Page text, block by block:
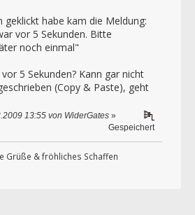
geklickt habe kam die Meldung:
vor 5 Sekunden. Bitte
noch einmal"
5 Sekunden? Kann gar nicht
(Copy & Paste), geht
13:55 von WiderGates »
Gespeichert
Grüße & fröhliches Schaffen